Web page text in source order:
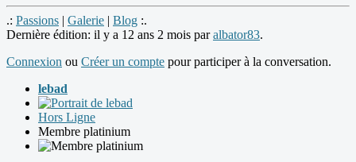
.: Passions | Galerie | Blog :.
Dernière édition: il y a 12 ans 2 mois paralbator83.
Connexion ou Créer un compte pour participer à la conversation.
lebad
Hors Ligne
Membre platinium